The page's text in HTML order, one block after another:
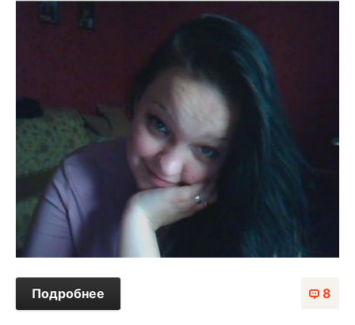
8
Подробнее